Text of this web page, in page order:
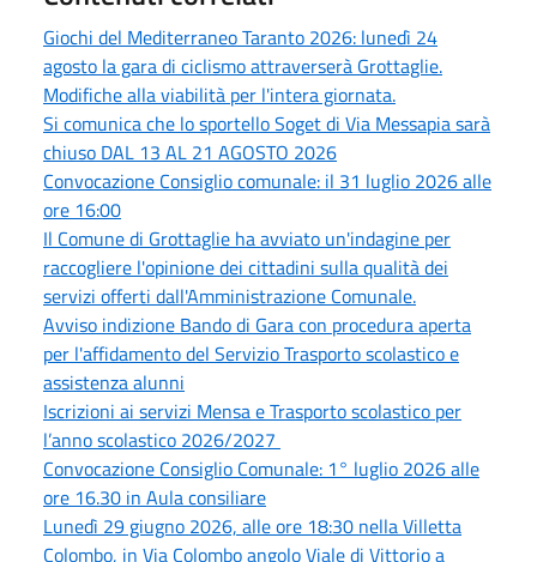
Giochi del Mediterraneo Taranto 2026: lunedì 24
agosto la gara di ciclismo attraverserà Grottaglie.
Modifiche alla viabilità per l'intera giornata.
Si comunica che lo sportello Soget di Via Messapia sarà
chiuso DAL 13 AL 21 AGOSTO 2026
Convocazione Consiglio comunale: il 31 luglio 2026 alle
ore 16:00
Il Comune di Grottaglie ha avviato un'indagine per
raccogliere l'opinione dei cittadini sulla qualità dei
servizi offerti dall'Amministrazione Comunale.
Avviso indizione Bando di Gara con procedura aperta
per l'affidamento del Servizio Trasporto scolastico e
assistenza alunni
Iscrizioni ai servizi Mensa e Trasporto scolastico per
l’anno scolastico 2026/2027
Convocazione Consiglio Comunale: 1° luglio 2026 alle
ore 16.30 in Aula consiliare
Lunedì 29 giugno 2026, alle ore 18:30 nella Villetta
Colombo, in Via Colombo angolo Viale di Vittorio a